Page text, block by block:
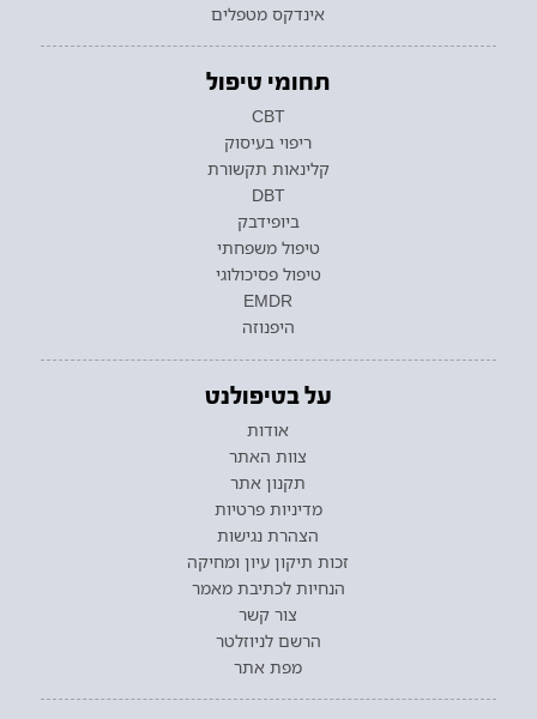
אינדקס מטפלים
תחומי טיפול
CBT
ריפוי בעיסוק
קלינאות תקשורת
DBT
ביופידבק
טיפול משפחתי
טיפול פסיכולוגי
EMDR
היפנוזה
על בטיפולנט
אודות
צוות האתר
תקנון אתר
מדיניות פרטיות
הצהרת נגישות
זכות תיקון עיון ומחיקה
הנחיות לכתיבת מאמר
צור קשר
הרשם לניוזלטר
מפת אתר